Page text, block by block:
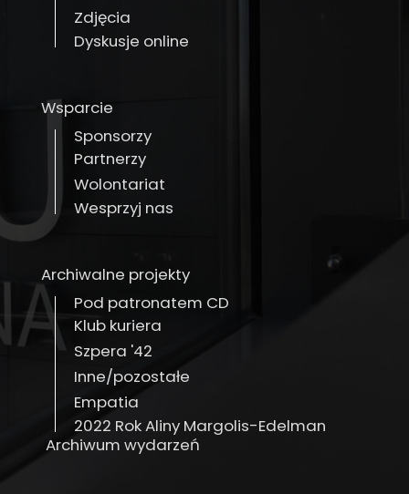
Zdjęcia
Dyskusje online
Wsparcie
Sponsorzy
Partnerzy
Wolontariat
Wesprzyj nas
Archiwalne projekty
Pod patronatem CD
Klub kuriera
Szpera '42
Inne/pozostałe
Empatia
2022 Rok Aliny Margolis-Edelman
Archiwum wydarzeń